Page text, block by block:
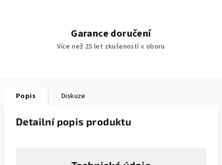
Garance doručení
Více než 25 let zkušeností v oboru
Popis Diskuze
Detailní popis produktu